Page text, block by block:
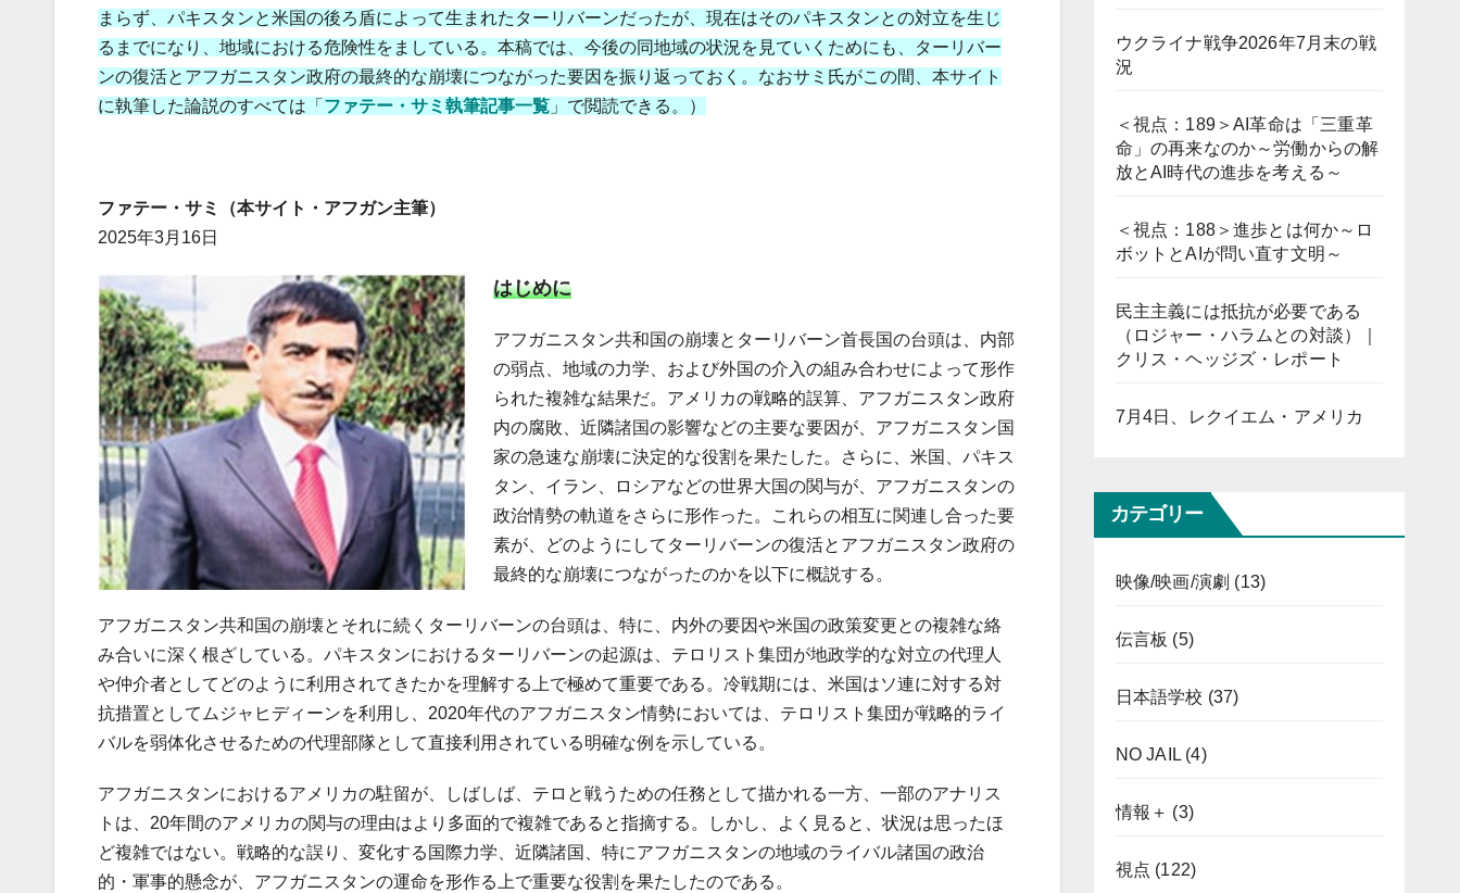
まらず、パキスタンと米国の後ろ盾によって生まれたターリバーンだったが、現在はそのパキスタンとの対立を生じ
るまでになり、地域における危険性をましている。本稿では、今後の同地域の状況を見ていくためにも、ターリバー
ンの復活とアフガニスタン政府の最終的な崩壊につながった要因を振り返っておく。 なおサミ氏がこの間、本サイト
に執筆した論説のすべては「 ファテー・サミ執筆記事一覧 」で閲読できる。）
ファテー・サミ（本サイト・アフガン主筆）
2025年3月16日
はじめに
アフガニスタン共和国の崩壊とターリバーン首長国の台頭は、内部
の弱点、地域の力学、および外国の介入の組み合わせによって形作
られた複雑な結果だ。アメリカの戦略的誤算、アフガニスタン政府
内の腐敗、近隣諸国の影響などの主要な要因が、アフガニスタン国
家の急速な崩壊に決定的な役割を果たした。さらに、米国、パキス
タン、イラン、ロシアなどの世界大国の関与が、アフガニスタンの
政治情勢の軌道をさらに形作った。これらの相互に関連し合った要
素が、どのようにしてターリバーンの復活とアフガニスタン政府の
最終的な崩壊につながったのかを以下に概説する。
アフガニスタン共和国の崩壊とそれに続くターリバーンの台頭は、特に、内外の要因や米国の政策変更との複雑な絡
み合いに深く根ざしている。パキスタンにおけるターリバーンの起源は、テロリスト集団が地政学的な対立の代理人
や仲介者としてどのように利用されてきたかを理解する上で極めて重要である。冷戦期には、米国はソ連に対する対
抗措置としてムジャヒディーンを利用し、2020年代のアフガニスタン情勢においては、テロリスト集団が戦略的ライ
バルを弱体化させるための代理部隊として直接利用されている明確な例を示している。
アフガニスタンにおけるアメリカの駐留が、しばしば、テロと戦うための任務として描かれる一方、一部のアナリス
トは、20年間のアメリカの関与の理由はより多面的で複雑であると指摘する。しかし、よく見ると、状況は思ったほ
ど複雑ではない。戦略的な誤り、変化する国際力学、近隣諸国、特にアフガニスタンの地域のライバル諸国の政治
的・軍事的懸念が、アフガニスタンの運命を形作る上で重要な役割を果たしたのである。
ウクライナ戦争2026年7月末の戦
況
＜視点：189＞AI革命は「三重革
命」の再来なのか～労働からの解
放とAI時代の進歩を考える～
＜視点：188＞進歩とは何か～ロ
ボットとAIが問い直す文明～
民主主義には抵抗が必要である
（ロジャー・ハラムとの対談）｜
クリス・ヘッジズ・レポート
7月4日、レクイエム・アメリカ
カテゴリー
映像/映画/演劇 (13)
伝言板 (5)
日本語学校 (37)
NO JAIL(4)
情報＋ (3)
視点 (122)